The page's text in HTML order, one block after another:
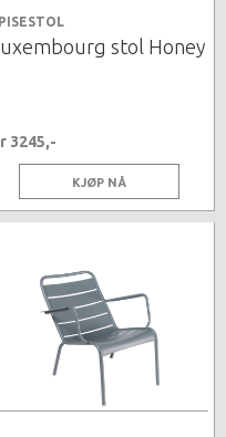
stol Honey
3245,-
KJØP NÅ